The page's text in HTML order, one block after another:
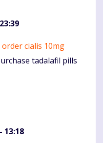
order cialis 10mg
tadalafil pills
13:18